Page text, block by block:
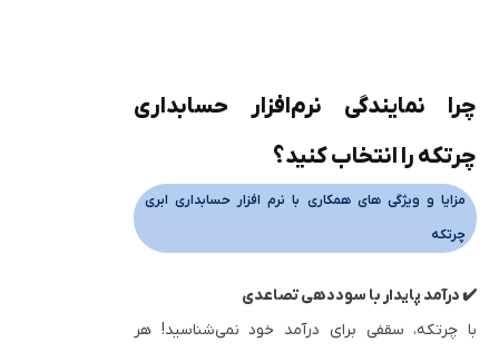
چرا نمایندگی نرم‌افزار حسابداری
چرتکه را انتخاب کنید؟
مزایا و ویژگی های همکاری با نرم افزار حسابداری ابری
چرتکه
✔️ درآمد پایدار با سوددهی تصاعدی
با چرتکه، سقفی برای درآمد خود نمی‌شناسید! هر